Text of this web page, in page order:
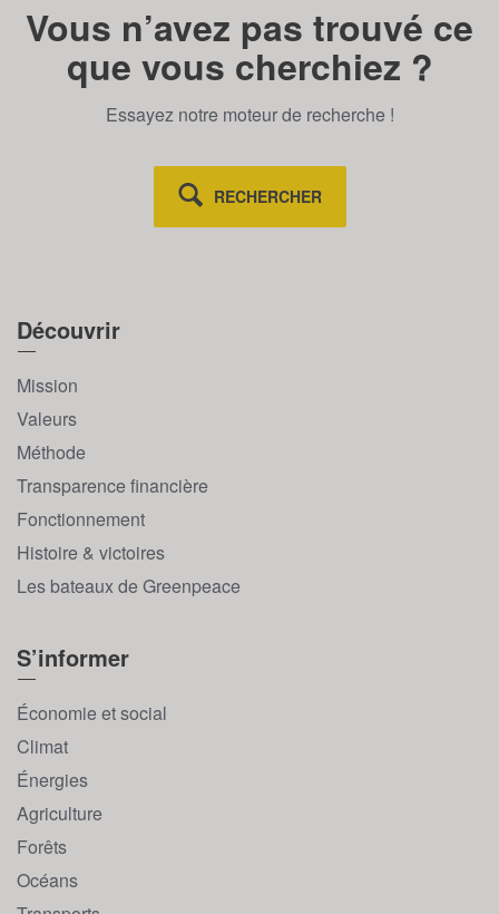
Vous n’avez pas trouvé ce
que vous cherchiez ?
Essayez notre moteur de recherche !
RECHERCHER
Découvrir
Mission
Valeurs
Méthode
Transparence financière
Fonctionnement
Histoire & victoires
Les bateaux de Greenpeace
S’informer
Économie et social
Climat
Énergies
Agriculture
Forêts
Océans